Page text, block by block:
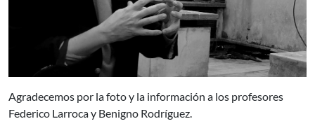
Agradecemos por la foto y la información a los profesores
Federico Larroca y Benigno Rodríguez.